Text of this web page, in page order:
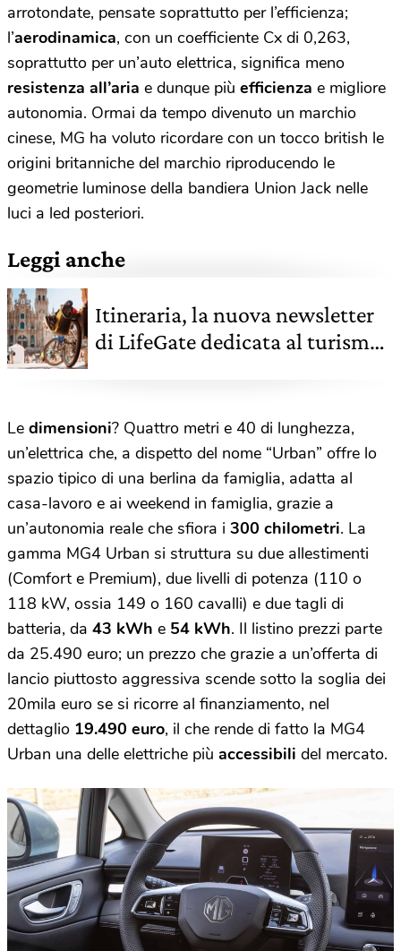
arrotondate, pensate soprattutto per l’efficienza;
l’aerodinamica, con un coefficiente Cx di 0,263,
soprattutto per un’auto elettrica, significa meno
resistenza all’aria e dunque più efficienza e migliore
autonomia. Ormai da tempo divenuto un marchio
cinese, MG ha voluto ricordare con un tocco british le
origini britanniche del marchio riproducendo le
geometrie luminose della bandiera Union Jack nelle
luci a led posteriori.
Leggi anche
Itineraria, la nuova newsletter
di LifeGate dedicata al turismo
Le dimensioni? Quattro metri e 40 di lunghezza,
un’elettrica che, a dispetto del nome “Urban” offre lo
spazio tipico di una berlina da famiglia, adatta al
casa-lavoro e ai weekend in famiglia, grazie a
un’autonomia reale che sfiora i 300 chilometri. La
gamma MG4 Urban si struttura su due allestimenti
(Comfort e Premium), due livelli di potenza (110 o
118 kW, ossia 149 o 160 cavalli) e due tagli di
batteria, da 43 kWh e 54 kWh. Il listino prezzi parte
da 25.490 euro; un prezzo che grazie a un’offerta di
lancio piuttosto aggressiva scende sotto la soglia dei
20mila euro se si ricorre al finanziamento, nel
dettaglio 19.490 euro, il che rende di fatto la MG4
Urban una delle elettriche più accessibili del mercato.